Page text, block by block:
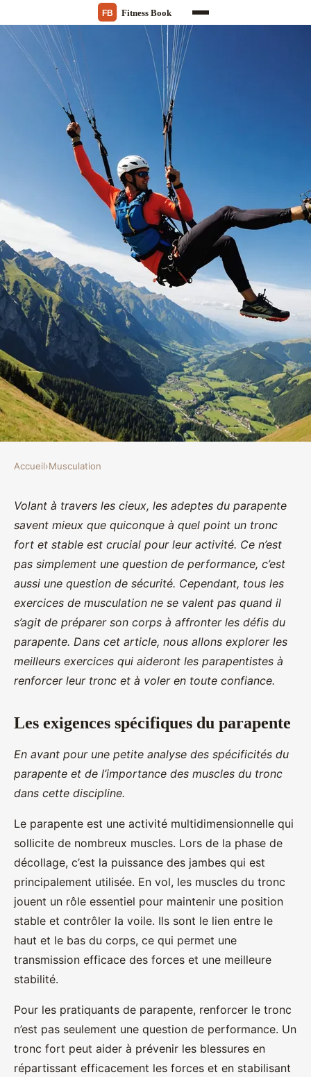
Quels exercices de musculation
sont recommandés pour
renforcer les muscles du tronc
chez les pratiquants de
parapente?
Accueil›Musculation
Volant à travers les cieux, les adeptes du parapente
savent mieux que quiconque à quel point un tronc
fort et stable est crucial pour leur activité. Ce n’est
pas simplement une question de performance, c’est
aussi une question de sécurité. Cependant, tous les
exercices de musculation ne se valent pas quand il
s’agit de préparer son corps à affronter les défis du
parapente. Dans cet article, nous allons explorer les
meilleurs exercices qui aideront les parapentistes à
renforcer leur tronc et à voler en toute confiance.
Les exigences spécifiques du parapente
En avant pour une petite analyse des spécificités du
parapente et de l’importance des muscles du tronc
dans cette discipline.
Le parapente est une activité multidimensionnelle qui
sollicite de nombreux muscles. Lors de la phase de
décollage, c’est la puissance des jambes qui est
principalement utilisée. En vol, les muscles du tronc
jouent un rôle essentiel pour maintenir une position
stable et contrôler la voile. Ils sont le lien entre le
haut et le bas du corps, ce qui permet une
transmission efficace des forces et une meilleure
stabilité.
Pour les pratiquants de parapente, renforcer le tronc
n’est pas seulement une question de performance. Un
tronc fort peut aider à prévenir les blessures en
répartissant efficacement les forces et en stabilisant